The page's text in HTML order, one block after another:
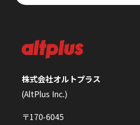
株式会社オルトプラス
(AltPlus Inc.)
〒170-6045